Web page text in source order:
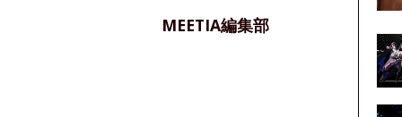
MEETIA編集部